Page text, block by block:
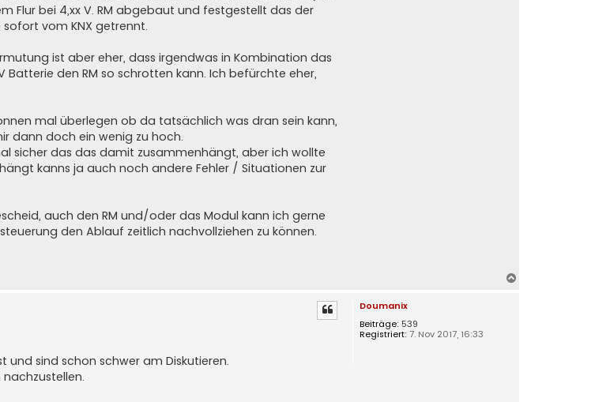
Flur bei 4,xx V. RM abgebaut und festgestellt das der
vom KNX getrennt.
ist aber eher, dass irgendwas in Kombination das
den RM so schrotten kann. Ich befürchte eher,
mal überlegen ob da tatsächlich was dran sein kann,
dann doch ein wenig zu hoch.
sicher das das damit zusammenhängt, aber ich wollte
kanns ja auch noch andere Fehler / Situationen zur
auch den RM und/oder das Modul kann ich gerne
den Ablauf zeitlich nachvollziehen zu können.
Doumanix
Beiträge: 539
Registriert: 7. Nov 2017, 16:33
und sind schon schwer am Diskutieren.